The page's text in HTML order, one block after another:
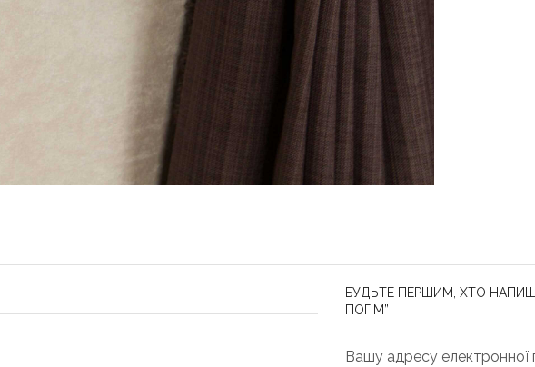
БУДЬТЕ ПЕРШИМ, ХТО
ПОГ.М”
Вашу адресу електронної